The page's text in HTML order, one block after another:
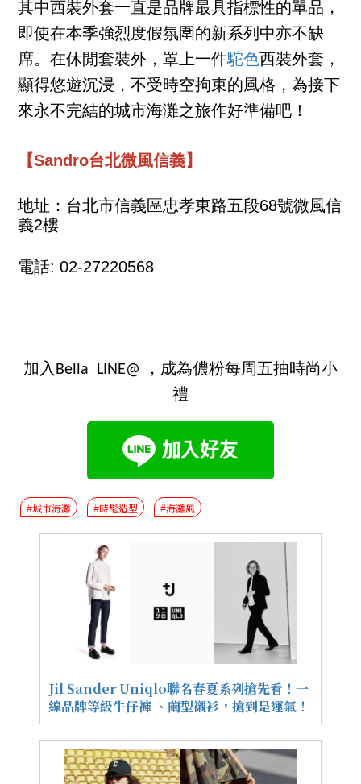
其中西裝外套一直是品牌最具指標性的單品，
即使在本季強烈度假氛圍的新系列中亦不缺
席。在休閒套裝外，罩上一件駝色西裝外套，
顯得悠遊沉浸，不受時空拘束的風格，為接下
來永不完結的城市海灘之旅作好準備吧！
【Sandro台北微風信義】
地址：台北市信義區忠孝東路五段68號微風信
義2樓
電話: 02-27220568
加入Bella LINE@ ，成為儂粉每周五抽時尚小
禮
#城市海灘 #時髦造型 #海灘風
Jil Sander Uniqlo聯名春夏系列搶先看！一
線品牌等級牛仔褲 、繭型襯衫，搶到是運氣！